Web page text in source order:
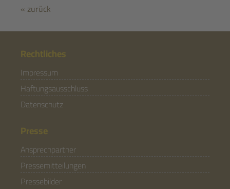
« zurück
Rechtliches
Impressum
Haftungsausschluss
Datenschutz
Presse
Ansprechpartner
Pressemitteilungen
Pressebilder